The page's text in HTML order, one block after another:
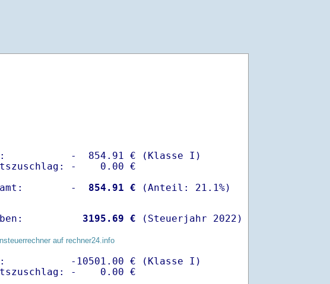
-  854.91 € (Klasse I)
-    0.00 €
-
  854.91 €
3195.69 € (Steuerjahr 2022)
auf rechner24.info
-10501.00 € (Klasse I)
-    0.00 €